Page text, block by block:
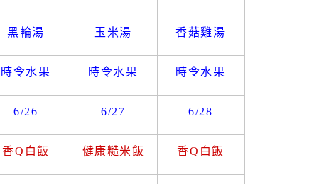
黑輪湯 玉米湯 香菇雞湯
時令水果 時令水果 時令水果
6/26 6/27 6/28
香Q 白飯 健康糙米飯 香Q 白飯